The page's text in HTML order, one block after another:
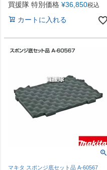
買援隊 特別価格 ¥36,850税込
カートに入れる
マキタ スポンジ底セット品 A-60567